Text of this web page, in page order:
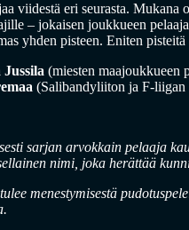
viidestä eri seurasta.
– jokaisen joukkueen
yhden pisteen. Eniten
Jussila (miesten maajoukkueen
(Salibandyliiton ja F-liigan
sarjan arvokkain pelaaja
nimi, joka herättää
menestymisestä